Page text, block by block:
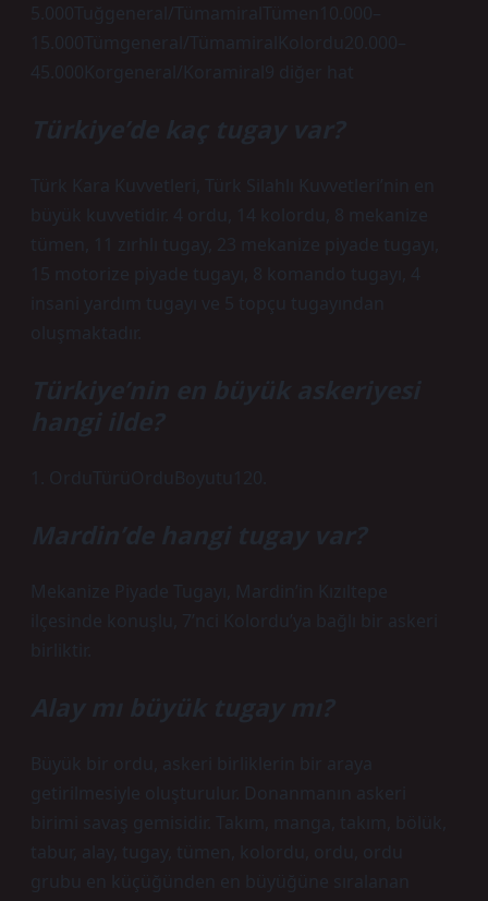
5.000Tuğgeneral/TümamiralTümen10.000–
15.000Tümgeneral/TümamiralKolordu20.000–
45.000Korgeneral/Koramiral9 diğer hat
Türkiye’de kaç tugay var?
Türk Kara Kuvvetleri, Türk Silahlı Kuvvetleri’nin en
büyük kuvvetidir. 4 ordu, 14 kolordu, 8 mekanize
tümen, 11 zırhlı tugay, 23 mekanize piyade tugayı,
15 motorize piyade tugayı, 8 komando tugayı, 4
insani yardım tugayı ve 5 topçu tugayından
oluşmaktadır.
Türkiye’nin en büyük askeriyesi
hangi ilde?
1. OrduTürüOrduBoyutu120.
Mardin’de hangi tugay var?
Mekanize Piyade Tugayı, Mardin’in Kızıltepe
ilçesinde konuşlu, 7’nci Kolordu’ya bağlı bir askeri
Alay mı büyük tugay mı?
Büyük bir ordu, askeri birliklerin bir araya
getirilmesiyle oluşturulur. Donanmanın askeri
birimi savaş gemisidir. Takım, manga, takım, bölük,
tabur, alay, tugay, tümen, kolordu, ordu, ordu
grubu en küçüğünden en büyüğüne sıralanan